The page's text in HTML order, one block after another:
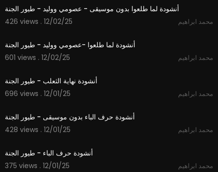
أنشودة لما طلعوا بدون موسيقى - عصومي ووليد - طيور الجنة
426 views . 12/02/25
محمد ابراهيم
أنشودة لما طلعوا -عصومي ووليد - طيور الجنة
601 views . 12/02/25
محمد ابراهيم
أنشودة نهاية الثعلب - طيور الجنة
696 views . 12/01/25
محمد ابراهيم
أنشودة حرف الباء بدون موسيقى - طيور الجنة
428 views . 12/01/25
محمد ابراهيم
أنشودة حرف الباء - طيور الجنة
375 views . 12/01/25
محمد ابراهيم